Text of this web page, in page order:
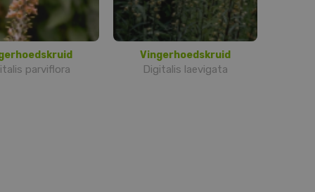
parviflora
Vingerhoedskruid
Digitalis laevigata